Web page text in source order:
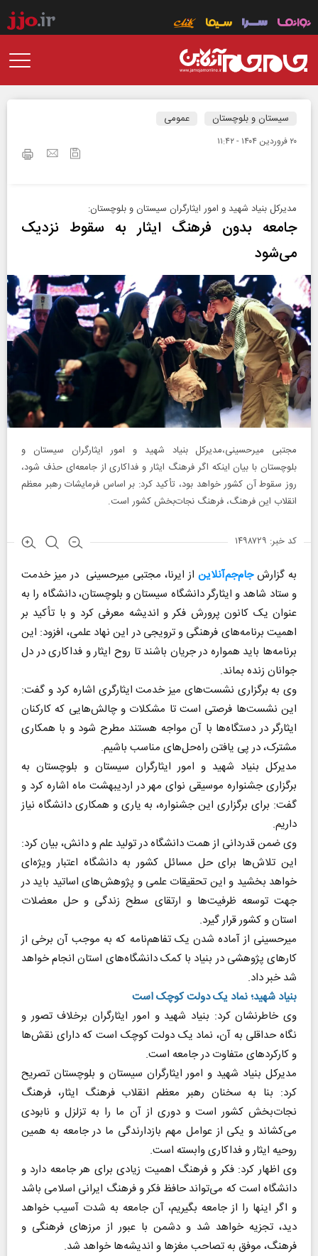
سیستان و بلوچستان عمومی
۲۰ فروردين ۱۴۰۴ - ۱۱:۴۲
مدیرکل بنیاد شهید و امور ایثارگران سیستان و بلوچستان:
جامعه بدون فرهنگ ایثار به سقوط نزدیک
می‌شود
مجتبی میرحسینی،مدیرکل بنیاد شهید و امور ایثارگران سیستان و
بلوچستان با بیان اینکه اگر فرهنگ ایثار و فداکاری از جامعه‌ای حذف شود،
روز سقوط آن کشور خواهد بود، تأکید کرد: بر اساس فرمایشات رهبر معظم
انقلاب این فرهنگ، فرهنگ نجات‌بخش کشور است.
کد خبر: ۱۴۹۸۷۲۹
به گزارشجام‌جم‌آنلاین از ایرنا، مجتبی میرحسینی در میز خدمت
و ستاد شاهد و ایثارگر دانشگاه سیستان و بلوچستان، دانشگاه را به
عنوان یک کانون پرورش فکر و اندیشه معرفی کرد و با تأکید بر
اهمیت برنامه‌های فرهنگی و ترویجی در این نهاد علمی، افزود: این
برنامه‌ها باید همواره در جریان باشند تا روح ایثار و فداکاری در دل
جوانان زنده بماند.
وی به برگزاری نشست‌های میز خدمت ایثارگری اشاره کرد و گفت:
این نشست‌ها فرصتی است تا مشکلات و چالش‌هایی که کارکنان
ایثارگر در دستگاه‌ها با آن مواجه هستند مطرح شود و با همکاری
مشترک، در پی یافتن راه‌حل‌های مناسب باشیم.
مدیرکل بنیاد شهید و امور ایثارگران سیستان و بلوچستان به
برگزاری جشنواره موسیقی نوای مهر در اردیبهشت ماه اشاره کرد و
گفت: برای برگزاری این جشنواره، به یاری و همکاری دانشگاه نیاز
داریم.
وی ضمن قدردانی از همت دانشگاه در تولید علم و دانش، بیان کرد:
این تلاش‌ها برای حل مسائل کشور به دانشگاه اعتبار ویژه‌ای
خواهد بخشید و این تحقیقات علمی و پژوهش‌های اساتید باید در
جهت توسعه ظرفیت‌ها و ارتقای سطح زندگی و حل معضلات
استان و کشور قرار گیرد.
میرحسینی از آماده شدن یک تفاهم‌نامه که به موجب آن برخی از
کار‌های پژوهشی در بنیاد با کمک دانشگاه‌های استان انجام خواهد
شد خبر داد.
بنیاد شهید؛ نماد یک دولت کوچک است
وی خاطرنشان کرد: بنیاد شهید و امور ایثارگران برخلاف تصور و
نگاه حداقلی به آن، نماد یک دولت کوچک است که دارای نقش‌ها
و کارکرد‌های متفاوت در جامعه است.
مدیرکل بنیاد شهید و امور ایثارگران سیستان و بلوچستان تصریح
کرد: بنا به سخنان رهبر معظم انقلاب فرهنگ ایثار، فرهنگ
نجات‌بخش کشور است و دوری از آن ما را به تزلزل و نابودی
می‌کشاند و یکی از عوامل مهم بازدارندگی ما در جامعه به همین
روحیه ایثار و فداکاری وابسته است.
وی اظهار کرد: فکر و فرهنگ اهمیت زیادی برای هر جامعه دارد و
دانشگاه است که می‌تواند حافظ فکر و فرهنگ ایرانی اسلامی باشد
و اگر اینها را از جامعه بگیریم، آن جامعه به شدت آسیب خواهد
دید، تجزیه خواهد شد و دشمن با عبور از مرز‌های فرهنگی و
فرهنگ، موفق به تصاحب مغز‌ها و اندیشه‌ها خواهد شد.